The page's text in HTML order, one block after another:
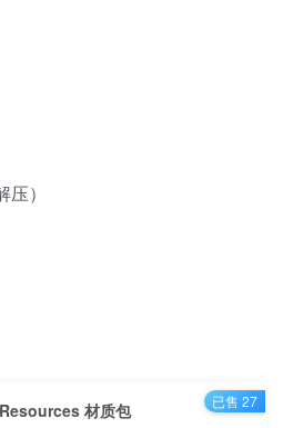
）
材质包 已售 27